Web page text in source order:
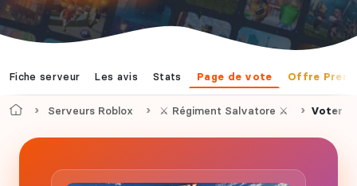
Fiche serveur Les avis Stats Page de vote Offre
AccueilServeurs Roblox ⚔ Régiment Salvatore ⚔ Voter